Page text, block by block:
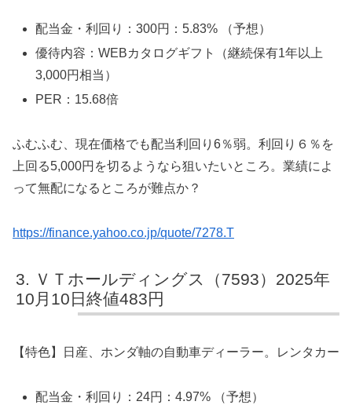
配当金・利回り：300円：5.83% （予想）
優待内容：WEBカタログギフト（継続保有1年以上
3,000円相当）
PER：15.68倍
ふむふむ、現在価格でも配当利回り6％弱。利回り６％を
上回る5,000円を切るようなら狙いたいところ。業績によ
って無配になるところが難点か？
https://finance.yahoo.co.jp/quote/7278.T
ＶＴホールディングス（7593）2025年
10月10日終値483円
【特色】日産、ホンダ軸の自動車ディーラー。レンタカー
配当金・利回り：24円：4.97% （予想）